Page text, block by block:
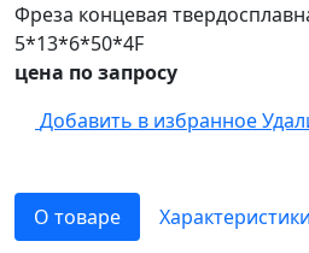
Фреза концевая
5*13*6*50*4F
цена по запросу
Добавить в избранное
О товаре Характеристики